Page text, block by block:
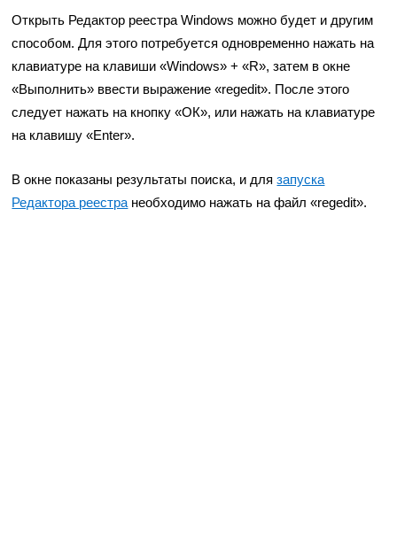
Открыть Редактор реестра Windows можно будет и другим
способом. Для этого потребуется одновременно нажать на
клавиатуре на клавиши «Windows» + «R», затем в окне
«Выполнить» ввести выражение «regedit». После этого
следует нажать на кнопку «ОК», или нажать на клавиатуре
на клавишу «Enter».
В окне показаны результаты поиска, и длязапуска
Редактора реестра необходимо нажать на файл «regedit».